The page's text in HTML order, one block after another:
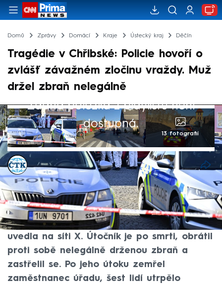
Domů Zprávy Domácí Kraje Ústecký kraj Děčín
Tragédie v Chřibské: Policie hovoří o
zvlášť závažném zločinu vraždy. Muž
držel zbraň nelegálně
Žádná položka z playlistu není
dostupná.
13 fotografií
ČTK
Akt. 19. led 2026, 21:25• 19. led 2026, 19:49
Policie kvalifikovala případ pondělní střelby
v budově městského úřadu v Chřibské na
Děčínsku jako zvlášť závažný zločin vraždy,
uvedla na síti X. Útočník je po smrti, obrátil
proti sobě nelegálně drženou zbraň a
zastřelil se. Po jeho útoku zemřel
zaměstnanec úřadu, šest lidí utrpělo